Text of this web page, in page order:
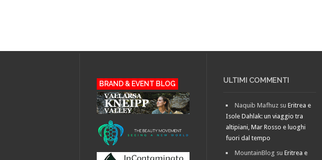
BRAND & EVENT BLOG ULTIMI COMMENTI
Naquib Mafhuz suEritrea e
Isole Dahlak: un viaggio tra
altipiani, Mar Rosso e luoghi
fuori dal tempo
MountainBlog suEritrea e